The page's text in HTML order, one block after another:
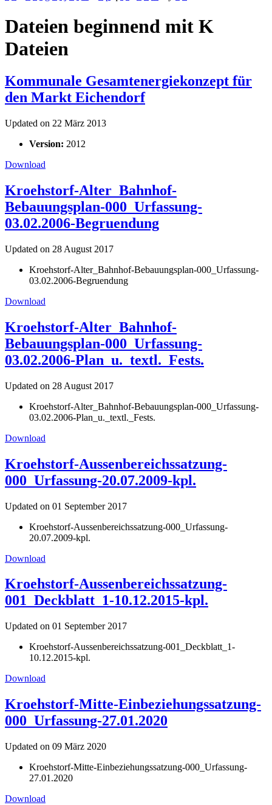
Dateien beginnend mit K
Dateien
Kommunale Gesamtenergiekonzept für
den Markt Eichendorf
Updated on 22 März 2013
Version: 2012
Download
Kroehstorf-Alter_Bahnhof-
Bebauungsplan-000_Urfassung-
03.02.2006-Begruendung
Updated on 28 August 2017
Kroehstorf-Alter_Bahnhof-Bebauungsplan-000_Urfassung-
03.02.2006-Begruendung
Download
Kroehstorf-Alter_Bahnhof-
Bebauungsplan-000_Urfassung-
03.02.2006-Plan_u._textl._Fests.
Updated on 28 August 2017
Kroehstorf-Alter_Bahnhof-Bebauungsplan-000_Urfassung-
03.02.2006-Plan_u._textl._Fests.
Download
Kroehstorf-Aussenbereichssatzung-
000_Urfassung-20.07.2009-kpl.
Updated on 01 September 2017
Kroehstorf-Aussenbereichssatzung-000_Urfassung-
20.07.2009-kpl.
Download
Kroehstorf-Aussenbereichssatzung-
001_Deckblatt_1-10.12.2015-kpl.
Updated on 01 September 2017
Kroehstorf-Aussenbereichssatzung-001_Deckblatt_1-
10.12.2015-kpl.
Download
Kroehstorf-Mitte-Einbeziehungssatzung-
000_Urfassung-27.01.2020
Updated on 09 März 2020
Kroehstorf-Mitte-Einbeziehungssatzung-000_Urfassung-
27.01.2020
Download